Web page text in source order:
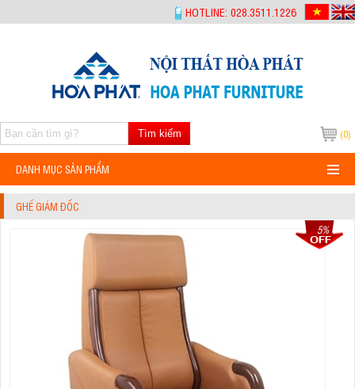
HOTLINE: 028.3511.1226
(0)
Tìm kiếm
DANH MỤC SẢN PHẨM
GHẾ GIÁM ĐỐC
5%